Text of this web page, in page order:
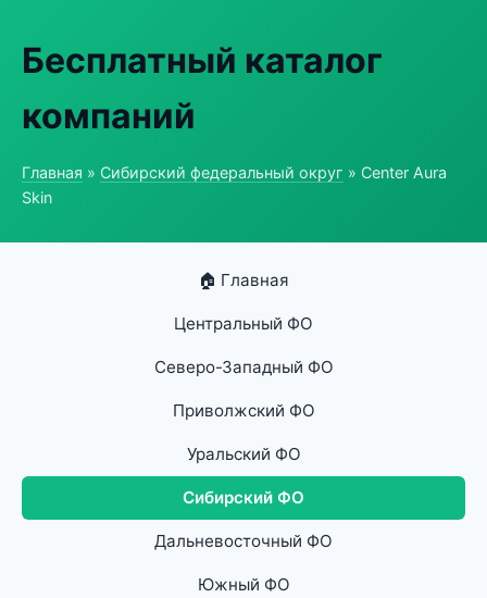
Бесплатный каталог
компаний
Главная » Сибирский федеральный округ » Center Aura
Skin
🏠 Главная
Центральный ФО
Северо-Западный ФО
Приволжский ФО
Уральский ФО
Сибирский ФО
Дальневосточный ФО
Южный ФО